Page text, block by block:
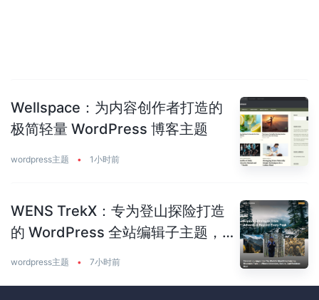
Wellspace：为内容创作者打造的
极简轻量 WordPress 博客主题
wordpress主题 • 1小时前
WENS TrekX：专为登山探险打造
的 WordPress 全站编辑子主题，
wordpress主题 • 7小时前